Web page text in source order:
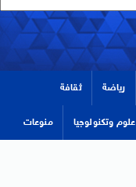
رياضة ثقافة
علوم وتكنولوجيا منوعات